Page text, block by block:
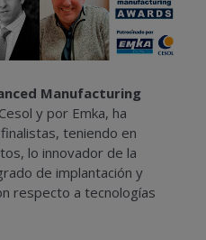
Manufacturing
y por Emka, ha
teniendo en
lo innovador de la
de implantación y
respecto a tecnologías